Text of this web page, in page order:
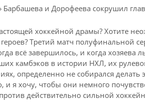
хоккейной драмы? Хотите
Третий матч полуфинальной
всё завершилось, и когда хозяева
камбэков в истории НХЛ, их
определенно не собирался делать
и я хочу, чтобы они немного
действительно сильной